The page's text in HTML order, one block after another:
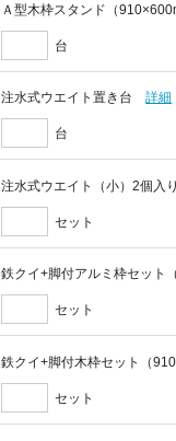
Ａ型木枠スタンド（
台
注水式ウエイト置き台 詳細
台
注水式ウエイト（小）2個入
セット
鉄クイ+脚付アルミ枠セット
セット
鉄クイ+脚付木枠セット（
セット